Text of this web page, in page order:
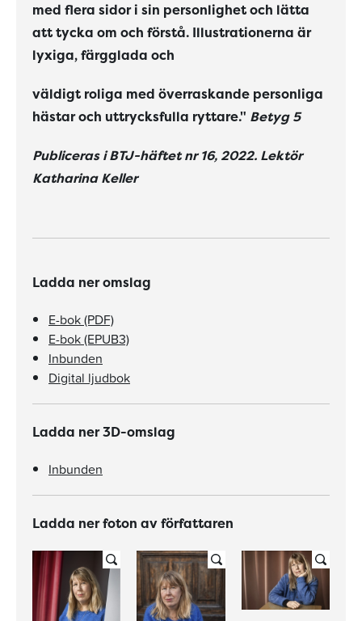
med flera sidor i sin personlighet och lätta
att tycka om och förstå. Illustrationerna är
lyxiga, färgglada och
väldigt roliga med överraskande personliga
hästar och uttrycksfulla ryttare." Betyg 5
Publiceras i BTJ-häftet nr 16, 2022. Lektör
Katharina Keller
Ladda ner omslag
E-bok (PDF)
E-bok (EPUB3)
Inbunden
Digital ljudbok
Ladda ner 3D-omslag
Inbunden
Ladda ner foton av författaren